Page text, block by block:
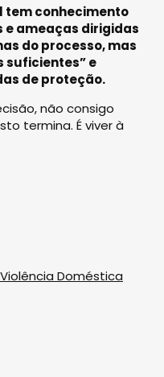
tem conhecimento
e ameaças dirigidas
do processo, mas
suficientes” e
de proteção.
não consigo
termina. É viver à
Violência Doméstica